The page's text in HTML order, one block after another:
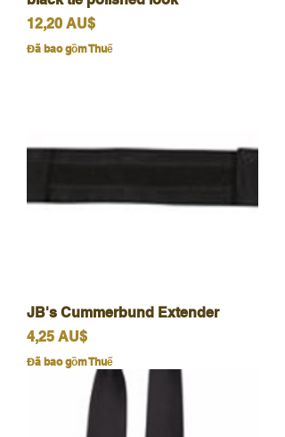
Giá
12,20 AU$
Đã bao gồm Thuế
JB's Cummerbund Extender
Giá
4,25 AU$
Đã bao gồm Thuế